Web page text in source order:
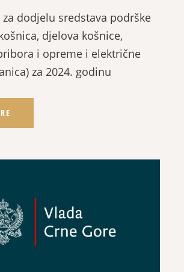
za dodjelu sredstava podrške
djelova košnice,
i opreme i električne
za 2024. godinu